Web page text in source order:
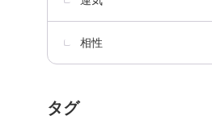
相性
タグ